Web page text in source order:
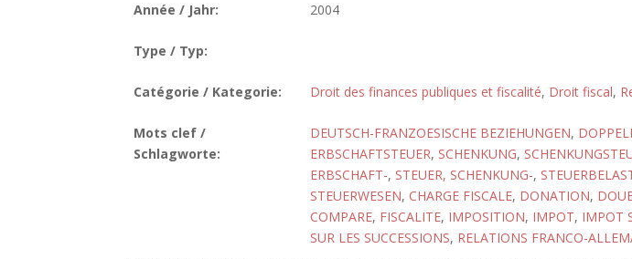
Année / Jahr: 2004
Type / Typ:
Catégorie / Kategorie: Droit des finances publiques et fiscalité, Droit fiscal,
Mots clef /
Schlagworte:
DEUTSCH-FRANZOESISCHE BEZIEHUNGEN,
ERBSCHAFTSTEUER, SCHENKUNG,
ERBSCHAFT-, STEUER, SCHENKUNG-,
STEUERWESEN, CHARGE FISCALE, DONATION,
COMPARE, FISCALITE, IMPOSITION, IMPOT, IMPOT
SUR LES SUCCESSIONS, RELATIONS FRANCO-